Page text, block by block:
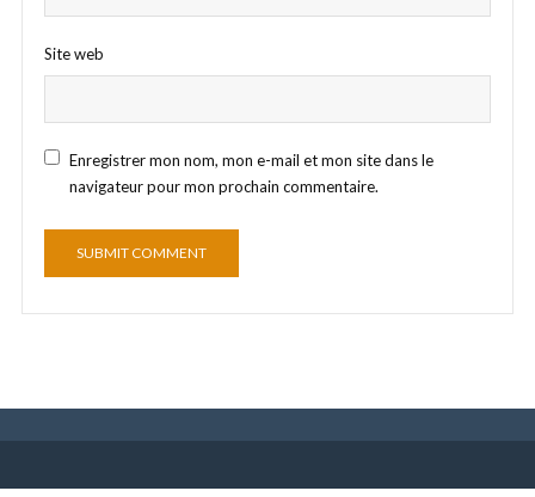
Site web
Enregistrer mon nom, mon e-mail et mon site dans le
navigateur pour mon prochain commentaire.